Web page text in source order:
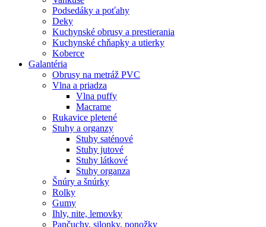
Podsedáky a poťahy
Deky
Kuchynské obrusy a prestierania
Kuchynské chňapky a utierky
Koberce
Galantéria
Obrusy na metráž PVC
Vlna a priadza
Vlna puffy
Macrame
Rukavice pletené
Stuhy a organzy
Stuhy saténové
Stuhy jutové
Stuhy látkové
Stuhy organza
Šnúry a šnúrky
Rolky
Gumy
Ihly, nite, lemovky
Pančuchy, silonky, ponožky